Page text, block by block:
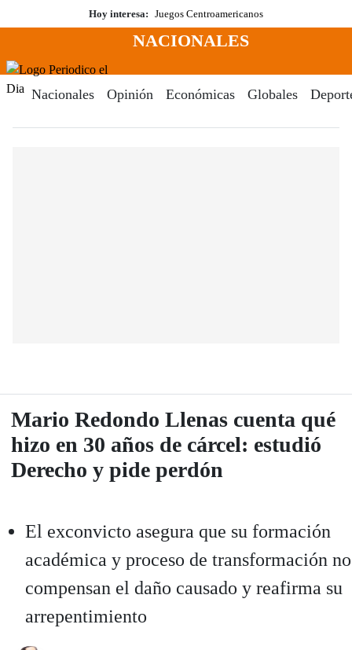
al
Hoy interesa: Juegos Centroamericanos
Menú
NACIONALES
Nacionales Opinión Económicas Globales
Mario Redondo Llenas cuenta qué
hizo en 30 años de cárcel: estudió
Derecho y pide perdón
El exconvicto asegura que su formación
académica y proceso de transformación no
compensan el daño causado y reafirma su
arrepentimiento